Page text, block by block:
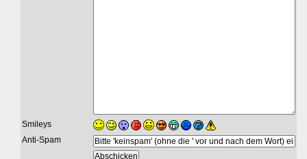
Smileys
Anti-Spam